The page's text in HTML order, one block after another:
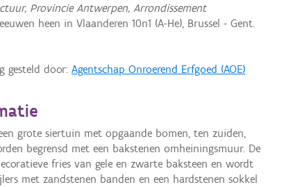
Provincie Antwerpen, Arrondissement
heen in Vlaanderen 10n1 (A-He), Brussel - Gent.
gesteld door:Agentschap Onroerend Erfgoed (AOE)
grote siertuin met opgaande bomen, ten zuiden,
begrensd met een bakstenen omheiningsmuur. De
fries van gele en zwarte baksteen en wordt
met zandstenen banden en een hardstenen sokkel